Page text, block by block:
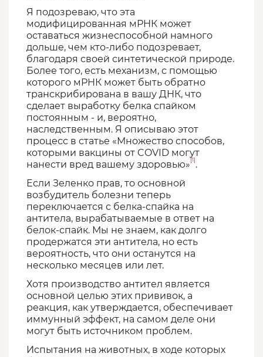
Я подозреваю, что эта
модифицированная мРНК может
оставаться жизнеспособной намного
дольше, чем кто-либо подозревает,
благодаря своей синтетической природе.
Более того, есть механизм, с помощью
которого мРНК может быть обратно
транскрибирована в вашу ДНК, что
сделает выработку белка спайком
постоянным - и, вероятно,
наследственным. Я описываю этот
процесс в статье «Множество способов,
которыми вакцины от COVID могут
нанести вред вашему здоровью»[1].
Если Зеленко прав, то основной
возбудитель болезни теперь
переключается с белка-спайка на
антитела, вырабатываемые в ответ на
белок-спайк. Мы не знаем, как долго
продержатся эти антитела, но есть
вероятность, что они останутся на
несколько месяцев или лет.
Хотя производство антител является
основной целью этих прививок, а
реакция, как утверждается, обеспечивает
иммунный эффект, на самом деле они
могут быть источником проблем.
Испытания на животных, в ходе которых